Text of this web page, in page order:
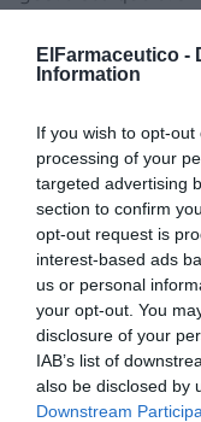
ElFarmaceutico -
Information
If you wish to opt-
processing of your
targeted advertising
section to confirm
opt-out request is
interest-based ads
us or personal
your opt-out. You
disclosure of your
IAB’s list of
also be disclosed by
Downstream
donatario pague
Dirección General
par-te del hijo
por el préstamo
farmacia. De
debería ser
«fiscal» coincide
«correlación con
que asume la
farmacia podrá,
intereses de dicho